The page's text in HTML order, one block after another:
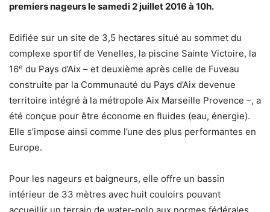
premiers nageurs le samedi 2 juillet 2016 à 10h.
Edifiée sur un site de 3,5 hectares situé au sommet du
complexe sportif de Venelles, la piscine Sainte Victoire, la
16e du Pays d’Aix – et deuxième après celle de Fuveau
construite par la Communauté du Pays d’Aix devenue
territoire intégré à la métropole Aix Marseille Provence –, a
été conçue pour être économe en fluides (eau, énergie).
Elle s’impose ainsi comme l’une des plus performantes en
Europe.
Pour les nageurs et baigneurs, elle offre un bassin
intérieur de 33 mètres avec huit couloirs pouvant